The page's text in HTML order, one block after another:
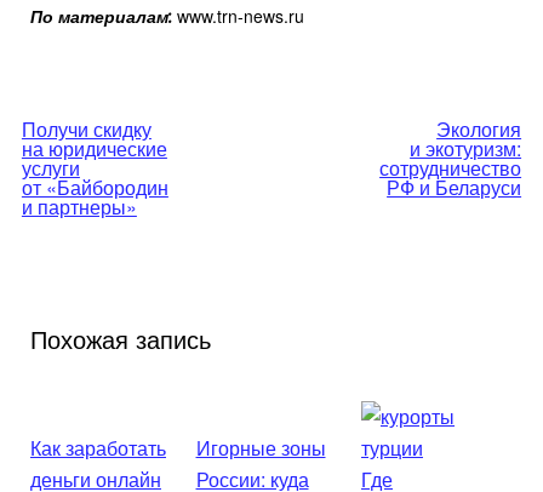
По материалам: www.trn-news.ru
Навигация
по
записям
Получи скидку
на юридические
услуги
от «Байбородин
и партнеры»
Экология
и экотуризм:
сотрудничество
РФ и Беларуси
Похожая запись
Как заработать
деньги онлайн
Игорные зоны
России: куда
Где